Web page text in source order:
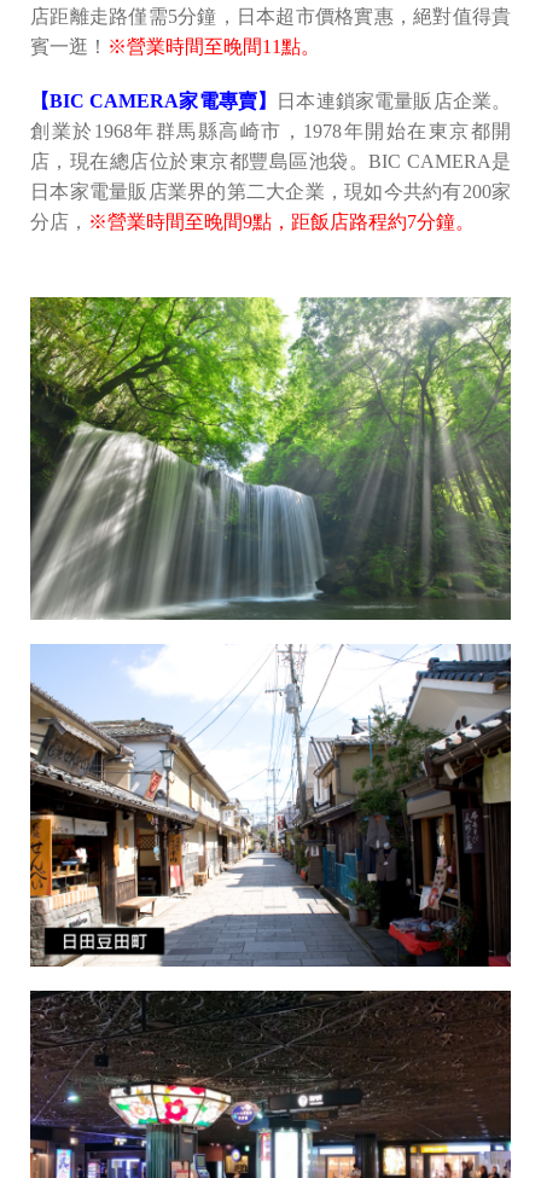
店距離走路僅需5分鐘，日本超市價格實惠，絕對值得貴
賓一逛！ ※營業時間至晚間11點。
【BIC CAMERA家電專賣】
日本連鎖家電量販店企業。
創業於1968年群馬縣高崎市，1978年開始在東京都開
店，現在總店位於東京都豐島區池袋。BIC CAMERA是
日本家電量販店業界的第二大企業，現如今共約有200家
分店， ※營業時間至晚間9點，距飯店路程約7分鐘。